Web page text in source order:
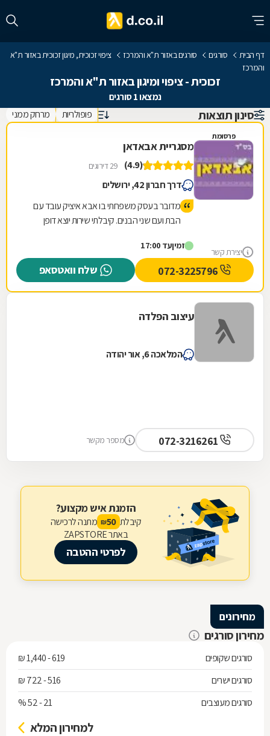
דף הבית סורגים סורגים באזור ת"א והמרכז
ציפוי זכוכית, מיגון זכוכית באזור ת"א
והמרכז
זכוכית - ציפוי ומיגון באזור ת"א והמרכז
נמצאו 1 סורגים
סינון תוצאות פופולריות מרחק ממני
פרסומת
יצירת קשר
מסגריית אבאדאן
(4.9) 29 דירוגים
דרך חברון 42, ירושלים
מדובר בעסק משפחתי בו אבא איציק עובד עם
הבת ועם שני הבנים. קיבלתי שירות יוצא דופן
תוך חצי שעה מוצר שביקשתי וזאת ממש בזול.
טיב המוצר מעולה. כמו כן ביקרתי בחנות שלהם
עם מבחר ענק של רהיטי גן ועוד המון דברים
חיוניים. החנות נמצצת ברחוב הרכב 46.
זמיןעד 17:00
שלח וואטסאפ
עיצוב הפלדה
המלאכה 6, אור יהודה
מספר מקשר
הזמנת איש מקצוע?
קיבלת 50
₪ מתנה לרכישה
באתר ZAPSTORE
לפרטי ההטבה
מחירונים
מחירון סורגים
סורגים שקופים
619 - 1,440 ₪
סורגים ישרים
516 - 722 ₪
סורגים מעוצבים
21 - 52 %
למחירון המלא